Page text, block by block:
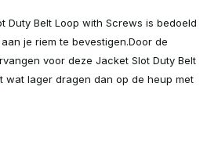
Duty Belt Loop with Screws is bedoeld
je riem te bevestigen.Door de
voor deze Jacket Slot Duty Belt
wat lager dragen dan op de heup met